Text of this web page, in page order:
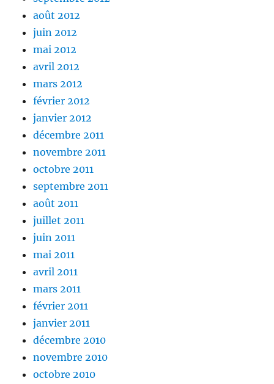
août 2012
juin 2012
mai 2012
avril 2012
mars 2012
février 2012
janvier 2012
décembre 2011
novembre 2011
octobre 2011
septembre 2011
août 2011
juillet 2011
juin 2011
mai 2011
avril 2011
mars 2011
février 2011
janvier 2011
décembre 2010
novembre 2010
octobre 2010